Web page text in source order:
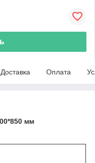
Доставка Оплата
мм